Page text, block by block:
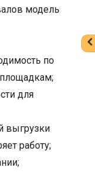
модель
по
для
выгрузки
работу;